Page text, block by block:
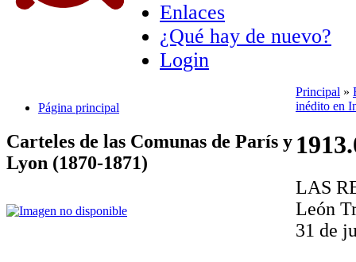
Enlaces
¿Qué hay de nuevo?
Login
Página principal
Carteles de las Comunas de París y
Lyon (1870-1871)
Principal »
inédito en
LAS
León
31 de